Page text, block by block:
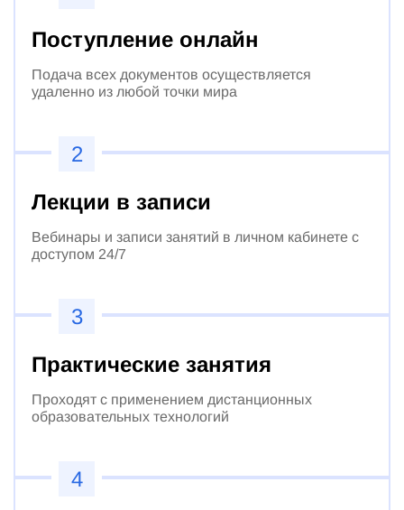
Поступление онлайн
Подача всех документов осуществляется
удаленно из любой точки мира
2
Лекции в записи
Вебинары и записи занятий в личном кабинете с
доступом 24/7
3
Практические занятия
Проходят с применением дистанционных
образовательных технологий
4